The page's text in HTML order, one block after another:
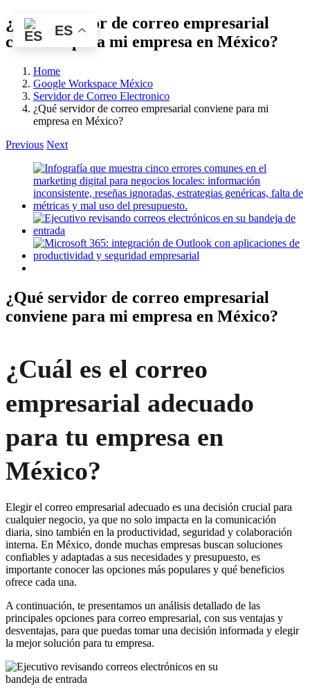
Skip
to
content
¿Qué servidor de correo empresarial
conviene para mi empresa en México?
Home
Google Workspace México
Servidor de Correo Electronico
¿Qué servidor de correo empresarial conviene para mi
empresa en México?
Previous Next
View
Larger
Image
¿Qué servidor de correo empresarial
conviene para mi empresa en México?
¿Cuál es el correo
empresarial adecuado
para tu empresa en
México?
Elegir el correo empresarial adecuado es una decisión crucial para
cualquier negocio, ya que no solo impacta en la comunicación
diaria, sino también en la productividad, seguridad y colaboración
interna. En México, donde muchas empresas buscan soluciones
confiables y adaptadas a sus necesidades y presupuesto, es
importante conocer las opciones más populares y qué beneficios
ofrece cada una.
A continuación, te presentamos un análisis detallado de las
principales opciones para correo empresarial, con sus ventajas y
desventajas, para que puedas tomar una decisión informada y elegir
la mejor solución para tu empresa.
ES